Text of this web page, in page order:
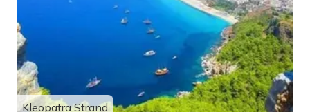
Kleopatra Strand